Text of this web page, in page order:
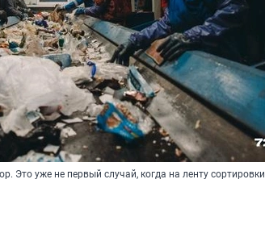
Это уже не первый случай, когда на ленту сортировки